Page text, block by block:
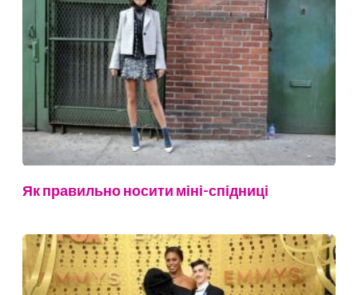
Як правильно носити міні-спідниці